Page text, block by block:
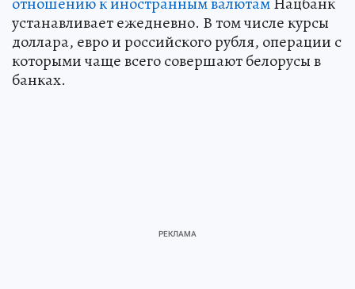
устанавливает ежедневно. В том числе курсы
доллара, евро и российского рубля, операции с
которыми чаще всего совершают белорусы в
банках.